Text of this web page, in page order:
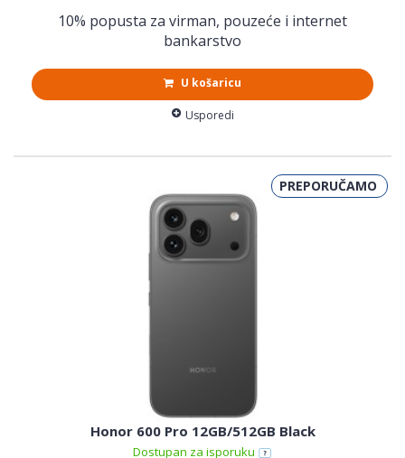
10% popusta za virman, pouzeće i internet
bankarstvo
U košaricu
Usporedi
PREPORUČAMO
Honor 600 Pro 12GB/512GB Black
Dostupan za isporuku